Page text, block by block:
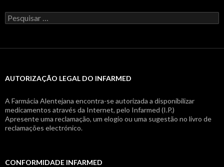
Pesquisar
por:
AUTORIZAÇÃO LEGAL DO INFARMED
A Farmácia Alentejana encontra-se autorizada a disponibilizar
medicamentos através da Internet, pelo Infarmed (I.P.)
Apresente uma reclamação, um elogio ou uma sugestão no livro de
reclamações electrónico.
CONFORMIDADE INFARMED